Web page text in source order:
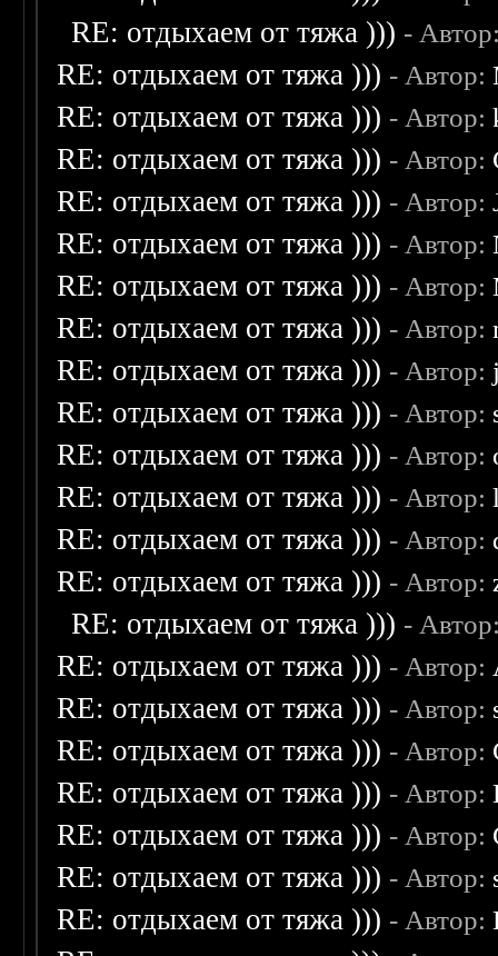
RE: отдыхаем от тяжа ))) -
RE: отдыхаем от тяжа ))) - Автор:
RE: отдыхаем от тяжа ))) - Автор:
RE: отдыхаем от тяжа ))) - Автор:
RE: отдыхаем от тяжа ))) - Автор:
RE: отдыхаем от тяжа ))) - Автор:
RE: отдыхаем от тяжа ))) - Автор:
RE: отдыхаем от тяжа ))) - Автор:
RE: отдыхаем от тяжа ))) - Автор:
RE: отдыхаем от тяжа ))) - Автор:
RE: отдыхаем от тяжа ))) - Автор:
RE: отдыхаем от тяжа ))) - Автор:
RE: отдыхаем от тяжа ))) - Автор:
RE: отдыхаем от тяжа ))) - Автор:
RE: отдыхаем от тяжа ))) -
RE: отдыхаем от тяжа ))) - Автор:
RE: отдыхаем от тяжа ))) - Автор:
RE: отдыхаем от тяжа ))) - Автор:
RE: отдыхаем от тяжа ))) - Автор:
RE: отдыхаем от тяжа ))) - Автор:
RE: отдыхаем от тяжа ))) - Автор:
RE: отдыхаем от тяжа ))) - Автор: